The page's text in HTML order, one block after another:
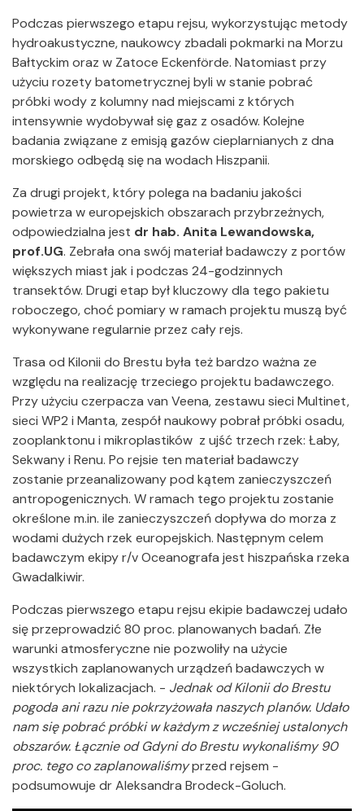
Podczas pierwszego etapu rejsu, wykorzystując metody
hydroakustyczne, naukowcy zbadali pokmarki na Morzu
Bałtyckim oraz w Zatoce Eckenförde. Natomiast przy
użyciu rozety batometrycznej byli w stanie pobrać
próbki wody z kolumny nad miejscami z których
intensywnie wydobywał się gaz z osadów. Kolejne
badania związane z emisją gazów cieplarnianych z dna
morskiego odbędą się na wodach Hiszpanii.
Za drugi projekt, który polega na badaniu jakości
powietrza w europejskich obszarach przybrzeżnych,
odpowiedzialna jest dr hab. Anita Lewandowska,
prof.UG. Zebrała ona swój materiał badawczy z portów
większych miast jak i podczas 24-godzinnych
transektów. Drugi etap był kluczowy dla tego pakietu
roboczego, choć pomiary w ramach projektu muszą być
wykonywane regularnie przez cały rejs.
Trasa od Kilonii do Brestu była też bardzo ważna ze
względu na realizację trzeciego projektu badawczego.
Przy użyciu czerpacza van Veena, zestawu sieci Multinet,
sieci WP2 i Manta, zespół naukowy pobrał próbki osadu,
zooplanktonu i mikroplastików z ujść trzech rzek: Łaby,
Sekwany i Renu. Po rejsie ten materiał badawczy
zostanie przeanalizowany pod kątem zanieczyszczeń
antropogenicznych. W ramach tego projektu zostanie
określone m.in. ile zanieczyszczeń dopływa do morza z
wodami dużych rzek europejskich. Następnym celem
badawczym ekipy r/v Oceanografa jest hiszpańska rzeka
Gwadalkiwir.
Podczas pierwszego etapu rejsu ekipie badawczej udało
się przeprowadzić 80 proc. planowanych badań. Złe
warunki atmosferyczne nie pozwoliły na użycie
wszystkich zaplanowanych urządzeń badawczych w
niektórych lokalizacjach. - Jednak od Kilonii do Brestu
pogoda ani razu nie pokrzyżowała naszych planów. Udało
nam się pobrać próbki w każdym z wcześniej ustalonych
obszarów. Łącznie od Gdyni do Brestu wykonaliśmy 90
proc. tego co zaplanowaliśmyprzed rejsem -
podsumowuje dr Aleksandra Brodeck-Goluch.